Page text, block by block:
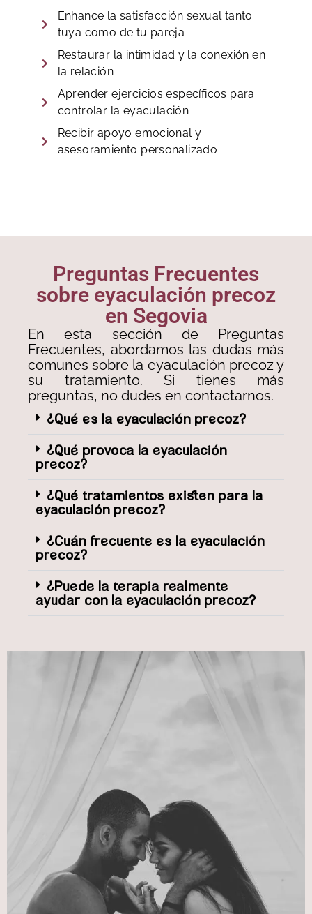
Enhance la satisfacción sexual tanto
tuya como de tu pareja
Restaurar la intimidad y la conexión en
la relación
Aprender ejercicios específicos para
controlar la eyaculación
Recibir apoyo emocional y
asesoramiento personalizado
Preguntas Frecuentes
sobre eyaculación precoz
en Segovia
En esta sección de Preguntas
Frecuentes, abordamos las dudas más
comunes sobre la eyaculación precoz y
su tratamiento. Si tienes más
preguntas, no dudes en contactarnos.
¿Qué es la eyaculación precoz?
¿Qué provoca la eyaculación
precoz?
¿Qué tratamientos existen para la
eyaculación precoz?
¿Cuán frecuente es la eyaculación
precoz?
¿Puede la terapia realmente
ayudar con la eyaculación precoz?